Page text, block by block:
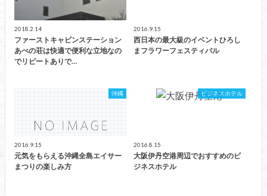
2018.2.14
ファーストキャビンステーション
あべの荘は快適で便利な立地なの
でリピートありで…
2016.9.15
西日本の最大級のイベントひろし
まフラワーフェスティバル
沖縄
2016.9.15
元気をもらえる沖縄全島エイサー
まつりの楽しみ方
ビジネスホテル
2016.8.15
大阪伊丹空港周辺でおすすめのビ
ジネスホテル